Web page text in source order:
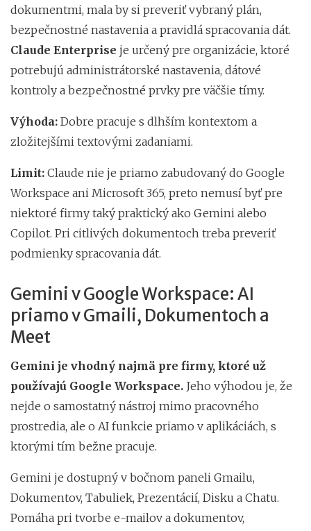
dokumentmi, mala by si preveriť vybraný plán,
bezpečnostné nastavenia a pravidlá spracovania dát.
Claude Enterprise je určený pre organizácie, ktoré
potrebujú administrátorské nastavenia, dátové
kontroly a bezpečnostné prvky pre väčšie tímy.
Výhoda: Dobre pracuje s dlhším kontextom a
zložitejšími textovými zadaniami.
Limit: Claude nie je priamo zabudovaný do Google
Workspace ani Microsoft 365, preto nemusí byť pre
niektoré firmy taký praktický ako Gemini alebo
Copilot. Pri citlivých dokumentoch treba preveriť
podmienky spracovania dát.
Gemini v Google Workspace: AI
priamo v Gmaili, Dokumentoch a
Meet
Gemini je vhodný najmä pre firmy, ktoré už
používajú Google Workspace. Jeho výhodou je, že
nejde o samostatný nástroj mimo pracovného
prostredia, ale o AI funkcie priamo v aplikáciách, s
ktorými tím bežne pracuje.
Gemini je dostupný v bočnom paneli Gmailu,
Dokumentov, Tabuliek, Prezentácií, Disku a Chatu.
Pomáha pri tvorbe e-mailov a dokumentov,